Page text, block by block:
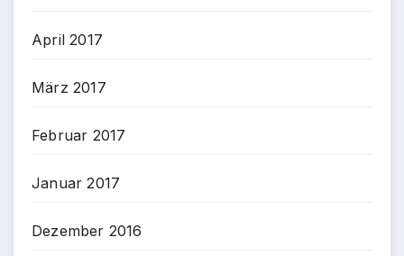
April 2017
März 2017
Februar 2017
Januar 2017
Dezember 2016